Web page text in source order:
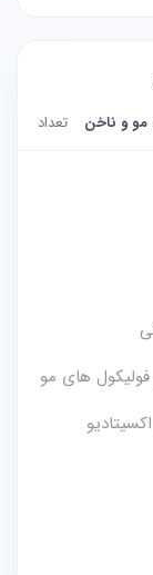
و ناخن تعداد در
های مو